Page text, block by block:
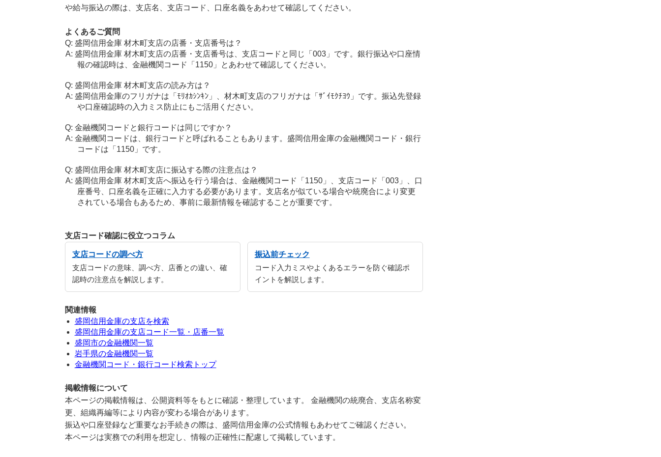
や給与振込の際は、支店名、支店コード、口座名義をあわせて確認してください。
よくあるご質問
盛岡信用金庫 材木町支店の店番・支店番号は？
盛岡信用金庫 材木町支店の店番・支店番号は、支店コードと同じ「003」です。銀行振込や口座情
報の確認時は、金融機関コード「1150」とあわせて確認してください。
盛岡信用金庫 材木町支店の読み方は？
盛岡信用金庫のフリガナは「ﾓﾘｵｶｼﾝｷﾝ」、材木町支店のフリガナは「ｻﾞｲﾓｸﾁﾖｳ」です。振込先登録
や口座確認時の入力ミス防止にもご活用ください。
金融機関コードと銀行コードは同じですか？
金融機関コードは、銀行コードと呼ばれることもあります。盛岡信用金庫の金融機関コード・銀行
コードは「1150」です。
盛岡信用金庫 材木町支店に振込する際の注意点は？
盛岡信用金庫 材木町支店へ振込を行う場合は、金融機関コード「1150」、支店コード「003」、口
座番号、口座名義を正確に入力する必要があります。支店名が似ている場合や統廃合により変更
されている場合もあるため、事前に最新情報を確認することが重要です。
支店コード確認に役立つコラム
支店コードの調べ方
支店コードの意味、調べ方、店番との違い、確
認時の注意点を解説します。
振込前チェック
コード入力ミスやよくあるエラーを防ぐ確認ポ
イントを解説します。
関連情報
盛岡信用金庫の支店を検索
盛岡信用金庫の支店コード一覧・店番一覧
盛岡市の金融機関一覧
岩手県の金融機関一覧
金融機関コード・銀行コード検索トップ
掲載情報について
本ページの掲載情報は、公開資料等をもとに確認・整理しています。 金融機関の統廃合、支店名称変
更、組織再編等により内容が変わる場合があります。
振込や口座登録など重要なお手続きの際は、盛岡信用金庫の公式情報もあわせてご確認ください。
本ページは実務での利用を想定し、情報の正確性に配慮して掲載しています。